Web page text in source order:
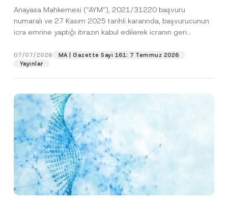
Edildiğine Karar Verdi
Anayasa Mahkemesi (“AYM”), 2021/31220 başvuru
numaralı ve 27 Kasım 2025 tarihli kararında, başvurucunun
icra emrine yaptığı itirazın kabul edilerek icranın geri
07/07/2026
MA | Gazette Sayı 161: 7 Temmuz 2026
Yayınlar